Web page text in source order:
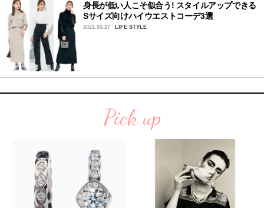
身長が低い人こそ似合う! スタイルアップできる
Sサイズ向けハイウエストコーデ3選
2021.03.27 LIFE STYLE
Pick up